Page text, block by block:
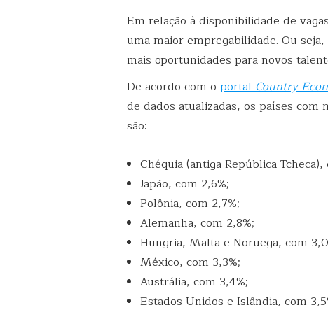
Em relação à disponibilidade de
uma maior empregabilidade. Ou
mais oportunidades para novos
De acordo com o portalCountry
de dados atualizadas, os países
são:
Chéquia (antiga República Tcheca),
Japão, com 2,6%;
Polônia, com 2,7%;
Alemanha, com 2,8%;
Hungria, Malta e Noruega, com
México, com 3,3%;
Austrália, com 3,4%;
Estados Unidos e Islândia, com